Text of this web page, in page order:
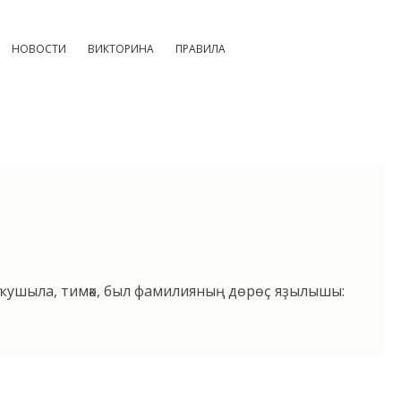
НОВОСТИ ВИКТОРИНА ПРАВИЛА
тимәк, был фамилияның дөрөҫ яҙылышы: